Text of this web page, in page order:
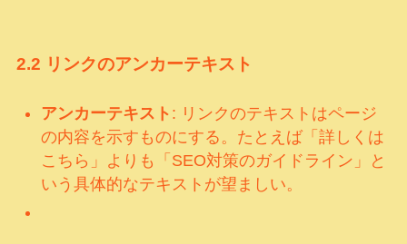
2.2 リンクのアンカーテキスト
アンカーテキスト : リンクのテキストはページ
の内容を示すものにする。たとえば「詳しくは
こちら」よりも「SEO対策のガイドライン」と
いう具体的なテキストが望ましい。